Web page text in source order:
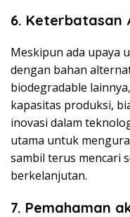
6.
Meskipun ada upaya
dengan bahan
biodegradable
kapasitas produksi,
inovasi dalam
utama untuk
sambil terus mencari
berkelanjutan.
7. Pemahaman